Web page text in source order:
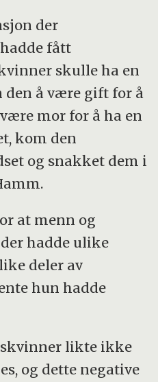
der
fått
skulle ha en
den å være gift for å
mor for å ha en
kom den
og snakket dem i
at menn og
hadde ulike
deler av
hun hadde
likte ikke
og dette negative